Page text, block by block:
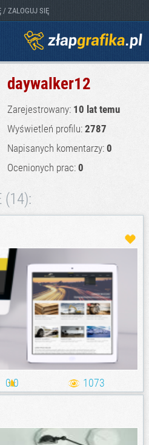
/ ZALOGUJ SIĘ
daywalker12
Zarejestrowany: 10 lat temu
Wyświetleń profilu: 2787
Napisanych komentarzy: 0
Ocenionych prac: 0
(14):
0.0 1073